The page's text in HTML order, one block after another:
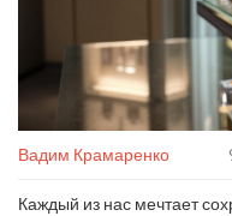
Вадим Крамаренко
Каждый из нас мечтает